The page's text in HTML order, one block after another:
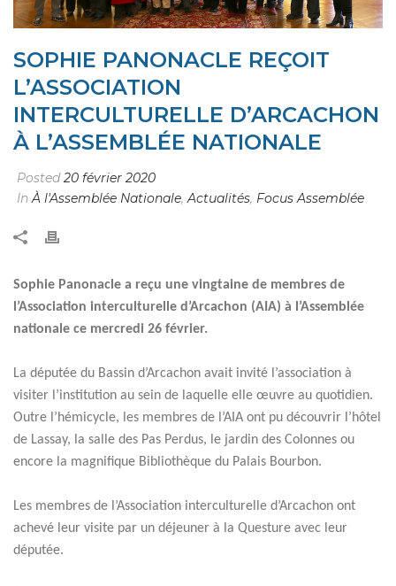
SOPHIE PANONACLE REÇOIT
L’ASSOCIATION
INTERCULTURELLE D’ARCACHON
À L’ASSEMBLÉE NATIONALE
Posted20 février 2020
InÀ l'Assemblée Nationale,Actualités, Focus Assemblée
Sophie Panonacle a reçu une vingtaine de membres de
l’Association interculturelle d’Arcachon (AIA) à l’Assemblée
nationale ce mercredi 26 février.
La députée du Bassin d’Arcachon avait invité l’association à
visiter l’institution au sein de laquelle elle œuvre au quotidien.
Outre l’hémicycle, les membres de l’AIA ont pu découvrir l’hôtel
de Lassay, la salle des Pas Perdus, le jardin des Colonnes ou
encore la magnifique Bibliothèque du Palais Bourbon.
Les membres de l’Association interculturelle d’Arcachon ont
achevé leur visite par un déjeuner à la Questure avec leur
députée.